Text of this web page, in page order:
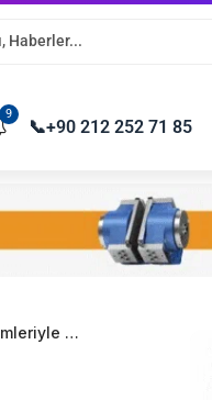
9
📞+90 212 252 71 85